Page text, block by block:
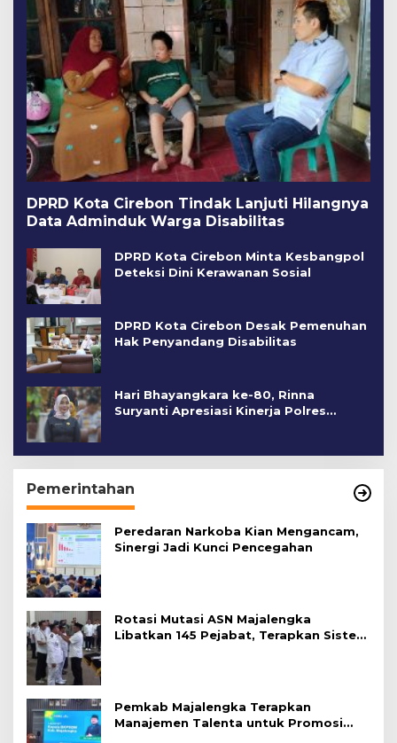
DPRD Kota Cirebon Tindak Lanjuti Hilangnya
Data Adminduk Warga Disabilitas
DPRD Kota Cirebon Minta Kesbangpol
Deteksi Dini Kerawanan Sosial
DPRD Kota Cirebon Desak Pemenuhan
Hak Penyandang Disabilitas
Hari Bhayangkara ke-80, Rinna
Suryanti Apresiasi Kinerja Polres
Pemerintahan
Peredaran Narkoba Kian Mengancam,
Sinergi Jadi Kunci Pencegahan
Rotasi Mutasi ASN Majalengka
Libatkan 145 Pejabat, Terapkan Sistem
Pemkab Majalengka Terapkan
Manajemen Talenta untuk Promosi